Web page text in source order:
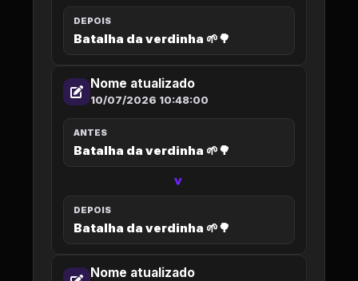
DEPOIS
Batalha da verdinha 🌱🌳
Nome atualizado
10/07/2026 10:48:00
ANTES
Batalha da verdinha 🌱🌳
>
DEPOIS
Batalha da verdinha 🌱🌳
Nome atualizado